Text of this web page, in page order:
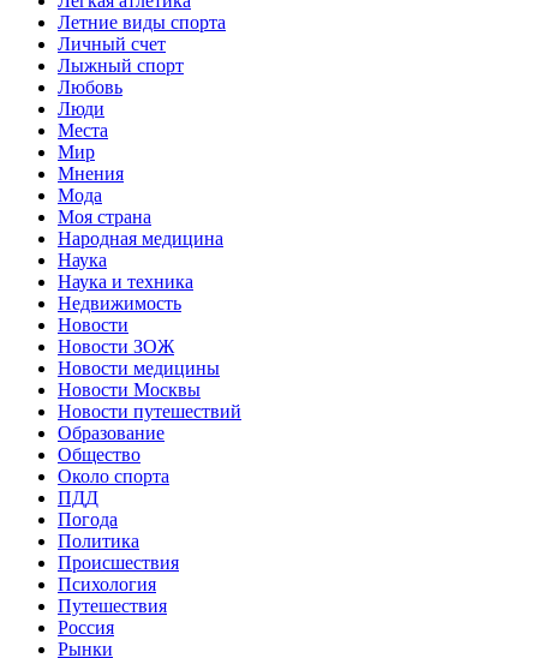
Летние виды спорта
Личный счет
Лыжный спорт
Любовь
Люди
Места
Мир
Мнения
Мода
Моя страна
Народная медицина
Наука
Наука и техника
Недвижимость
Новости
Новости ЗОЖ
Новости медицины
Новости Москвы
Новости путешествий
Образование
Общество
Около спорта
ПДД
Погода
Политика
Происшествия
Психология
Путешествия
Россия
Рынки